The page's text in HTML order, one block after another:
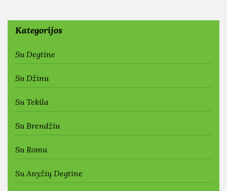
Kategorijos
Su Degtine
Su Džinu
Su Tekila
Su Brendžiu
Su Romu
Su Anyžių Degtine